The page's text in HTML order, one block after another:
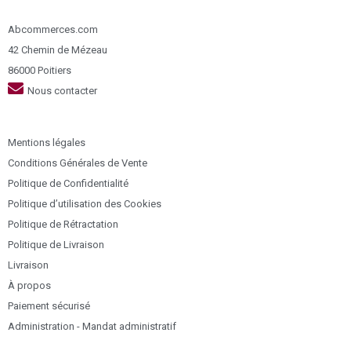
Abcommerces.com
42 Chemin de Mézeau
86000 Poitiers
Nous contacter
Mentions légales
Conditions Générales de Vente
Politique de Confidentialité
Politique d’utilisation des Cookies
Politique de Rétractation
Politique de Livraison
Livraison
À propos
Paiement sécurisé
Administration - Mandat administratif